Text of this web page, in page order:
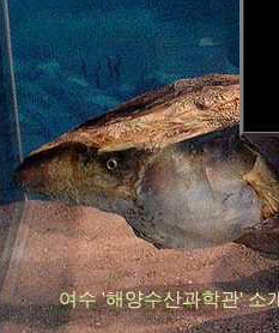
여수 '해양수산과학관' 소